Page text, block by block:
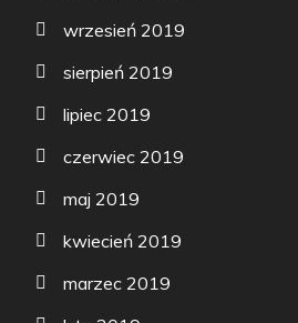
wrzesień 2019
sierpień 2019
lipiec 2019
czerwiec 2019
maj 2019
kwiecień 2019
marzec 2019